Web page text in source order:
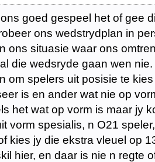
goed gespeel het of gee
ons wedstrydplan in
ons situasie waar ons
die wedsryde gaan wen
om spelers uit posisie te
is en ander wat nie op
het wat op vorm is maar jy
vorm spesialis, n O21
kies jy die ekstra vleuel op
hier, en daar is nie n regte